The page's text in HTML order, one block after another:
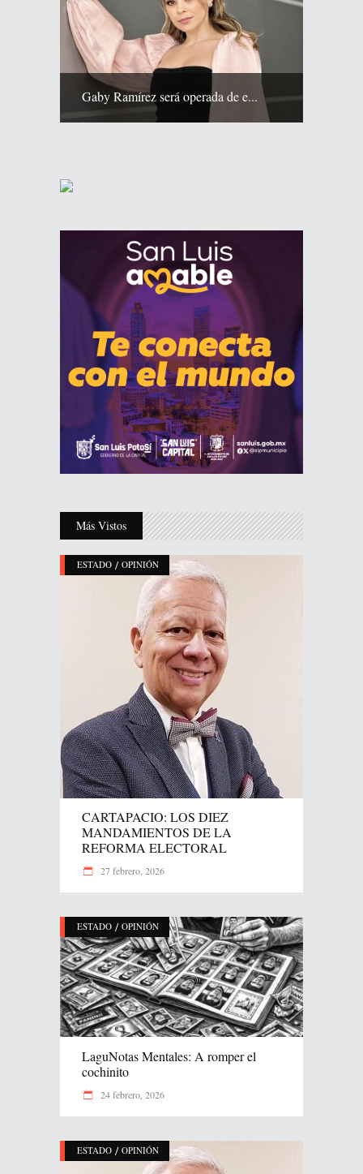
Gaby Ramírez será operada de e...
Más Vistos
ESTADO / OPINIÓN
CARTAPACIO: LOS DIEZ
MANDAMIENTOS DE LA
REFORMA ELECTORAL
27 febrero, 2026
ESTADO / OPINIÓN
LaguNotas Mentales: A romper el
cochinito
24 febrero, 2026
ESTADO / OPINIÓN